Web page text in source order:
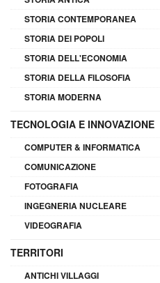
STORIA CONTEMPORANEA
STORIA DEI POPOLI
STORIA DELL'ECONOMIA
STORIA DELLA FILOSOFIA
STORIA MODERNA
TECNOLOGIA E INNOVAZIONE
COMPUTER & INFORMATICA
COMUNICAZIONE
FOTOGRAFIA
INGEGNERIA NUCLEARE
VIDEOGRAFIA
TERRITORI
ANTICHI VILLAGGI